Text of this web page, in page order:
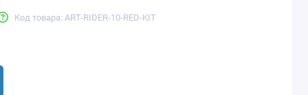
Код товара: ART-RIDER-10-RED-KIT